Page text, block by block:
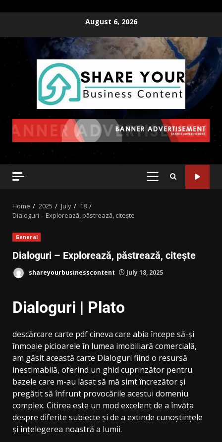
August 6, 2026
Home 2025 July
18
Dialoguri – Explorează, păstrează, citește
General
Dialoguri – Explorează, păstrează, citește
shareyourbusinesscontent July 18, 2025
Dialoguri | Plato
descărcare carte pdf cineva care abia începe să-și
înmoaie picioarele în lumea imobiliară comercială,
am găsit această carte Dialoguri fiind o resursă
inestimabilă, oferind un ghid cuprinzător pentru
bazele care m-au lăsat să mă simt încrezător și
pregătit să înfrunt provocările acestui domeniu
complex. Citirea este un mod excelent de a învăța
despre diferite subiecte și de a extinde cunoștințele
și înțelegerea noastră a lumii.